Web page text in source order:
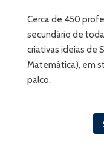
Cerca de 450
secundário de
criativas ideias de
Matemática), em
palco.